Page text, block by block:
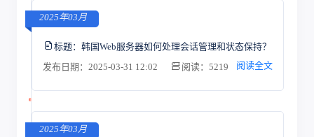
2025年03月
标题： 韩国Web服务器如何处理会话管理和状态保持？
发布日期：2025-03-31 12:02
阅读：5219 阅读全文
2025年03月